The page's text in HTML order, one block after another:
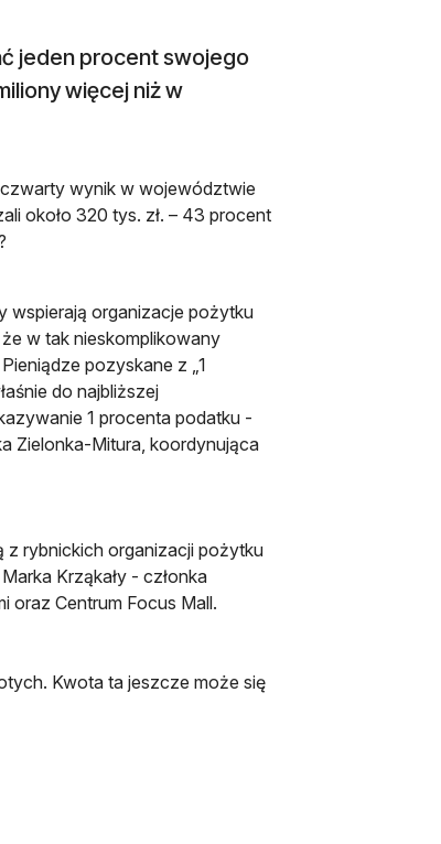
jeden procent swojego
więcej niż w
wynik w województwie
około 320 tys. zł. – 43 procent
wspierają organizacje pożytku
w tak nieskomplikowany
pozyskane z „1
do najbliższej
1 procenta podatku -
Zielonka-Mitura, koordynująca
z rybnickich organizacji pożytku
Krząkały - członka
oraz Centrum Focus Mall.
Kwota ta jeszcze może się